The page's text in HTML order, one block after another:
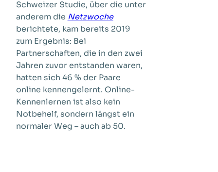
Schweizer Studie, über die unter
anderem die Netzwoche
berichtete, kam bereits 2019
zum Ergebnis: Bei
Partnerschaften, die in den zwei
Jahren zuvor entstanden waren,
hatten sich 46 % der Paare
online kennengelernt. Online-
Kennenlernen ist also kein
Notbehelf, sondern längst ein
normaler Weg – auch ab 50.